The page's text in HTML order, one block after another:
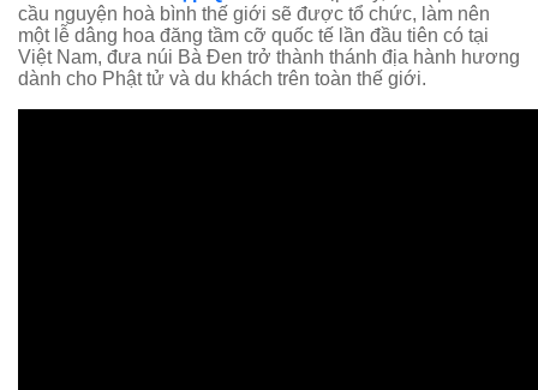
cầu nguyện hoà bình thế giới sẽ được tổ chức, làm nên
một lễ dâng hoa đăng tầm cỡ quốc tế lần đầu tiên có tại
Việt Nam, đưa núi Bà Đen trở thành thánh địa hành hương
dành cho Phật tử và du khách trên toàn thế giới.